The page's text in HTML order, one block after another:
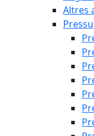
Altres